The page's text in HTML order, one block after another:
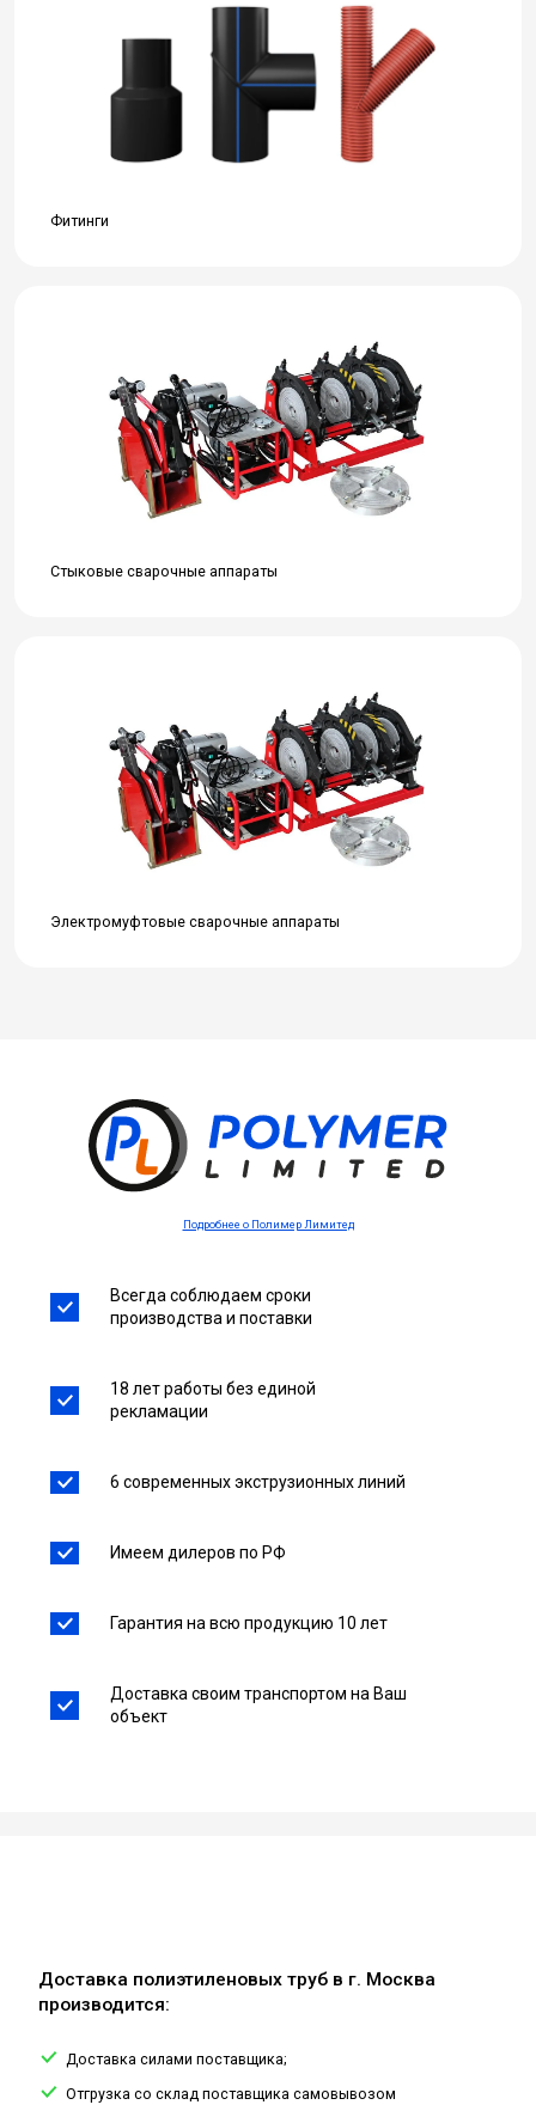
Фитинги
Стыковые сварочные аппараты
Электромуфтовые сварочные аппараты
Подробнее о Полимер Лимитед
Всегда соблюдаем сроки
производства и поставки
18 лет работы без единой
рекламации
6 современных экструзионных линий
Имеем дилеров по РФ
Гарантия на всю продукцию 10 лет
Доставка своим транспортом на Ваш
объект
Доставка полиэтиленовых труб в г. Москва
производится:
Доставка силами поставщика;
Отгрузка со склад поставщика самовывозом